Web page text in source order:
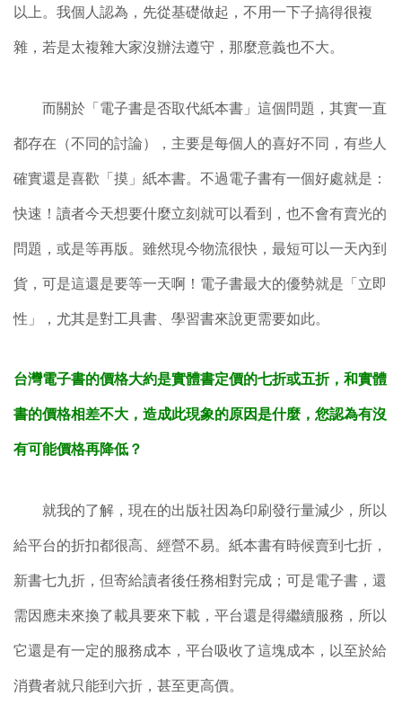
以上。我個人認為，先從基礎做起，不用一下子搞得很複
雜，若是太複雜大家沒辦法遵守，那麼意義也不大。
而關於「電子書是否取代紙本書」這個問題，其實一直
都存在（不同的討論），主要是每個人的喜好不同，有些人
確實還是喜歡「摸」紙本書。不過電子書有一個好處就是：
快速！讀者今天想要什麼立刻就可以看到，也不會有賣光的
問題，或是等再版。雖然現今物流很快，最短可以一天內到
貨，可是這還是要等一天啊！電子書最大的優勢就是「立即
性」，尤其是對工具書、學習書來說更需要如此。
台灣電子書的價格大約是實體書定價的七折或五折，和實體
書的價格相差不大，造成此現象的原因是什麼，您認為有沒
有可能價格再降低？
就我的了解，現在的出版社因為印刷發行量減少，所以
給平台的折扣都很高、經營不易。紙本書有時候賣到七折，
新書七九折，但寄給讀者後任務相對完成；可是電子書，還
需因應未來換了載具要來下載，平台還是得繼續服務，所以
它還是有一定的服務成本，平台吸收了這塊成本，以至於給
消費者就只能到六折，甚至更高價。